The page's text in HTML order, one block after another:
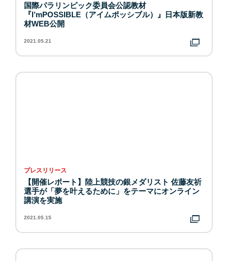
国際パラリンピック委員会公認教材
『I’mPOSSIBLE（アイムポッシブル）』日本版新教
材WEB公開
2021.05.21
プレスリリース
【開催レポート】陸上競技の銀メダリスト 佐藤友祈
選手が「夢を叶えるために」をテーマにオンライン
講演を実施
2021.05.15